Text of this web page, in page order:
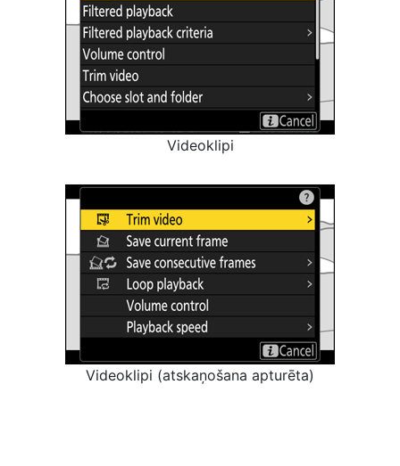
Videoklipi
Videoklipi (atskaņošana apturēta)